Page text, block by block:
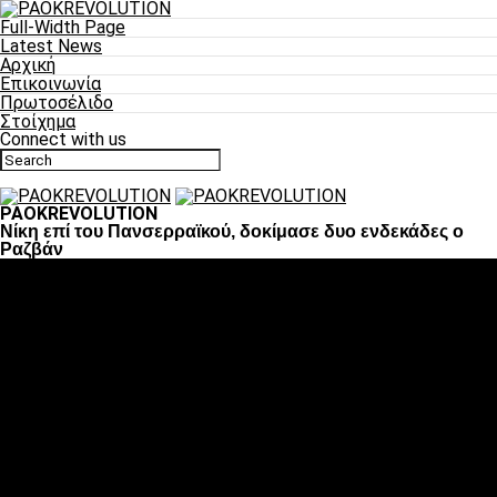
Full-Width Page
Latest News
Αρχική
Επικοινωνία
Πρωτοσέλιδο
Στοίχημα
Connect with us
PAOKREVOLUTION
Νίκη επί του Πανσερραϊκού, δοκίμασε δυο ενδεκάδες ο
Ραζβάν